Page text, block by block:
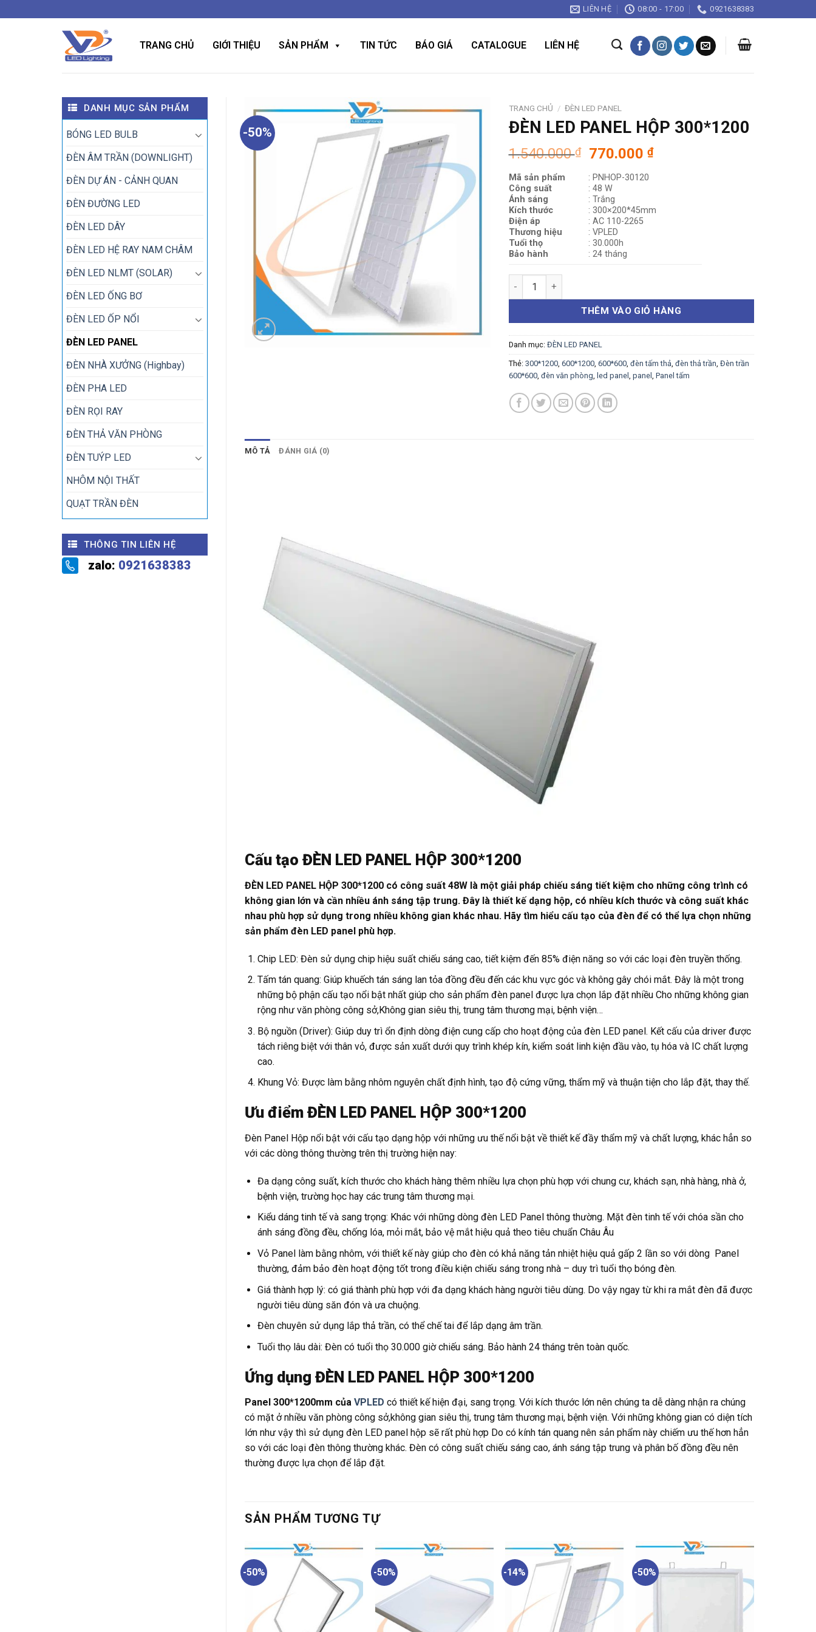
qua
LIÊN HỆ 08:00 - 17:00 0921638383
TRANG CHỦ GIỚI THIỆU SẢN PHẨM TIN TỨC BÁO GIÁ CATALOGUE LIÊN HỆ
DANH MỤC SẢN PHẨM
BÓNG LED BULB
ĐÈN ÂM TRẦN (DOWNLIGHT)
ĐÈN DỰ ÁN - CẢNH QUAN
ĐÈN ĐƯỜNG LED
ĐÈN LED DÂY
ĐÈN LED HỆ RAY NAM CHÂM
ĐÈN LED NLMT (SOLAR)
ĐÈN LED ỐNG BƠ
ĐÈN LED ỐP NỔI
ĐÈN LED PANEL
ĐÈN NHÀ XƯỞNG (Highbay)
ĐÈN PHA LED
ĐÈN RỌI RAY
ĐÈN THẢ VĂN PHÒNG
ĐÈN TUÝP LED
NHÔM NỘI THẤT
QUẠT TRẦN ĐÈN
THÔNG TIN LIÊN HỆ
zalo: 0921638383
-50%
TRANG CHỦ / ĐÈN LED PANEL
ĐÈN LED PANEL HỘP 300*1200
1.540.000₫
Giá
là:
1.540.000 ₫.
770.000 ₫Giá
770.000 ₫.
Mã sản phẩm
Công suất
Ánh sáng
Kích thước
Điện áp
Thương hiệu
Tuổi thọ
Bảo hành
: PNHOP-30120
: 48 W
: Trắng
: 300×200*45mm
: AC 110-2265
: VPLED
: 30.000h
: 24 tháng
ĐÈN LED PANEL HỘP 300*1200 số lượng
THÊM VÀO GIỎ HÀNG
Danh mục: ĐÈN LED PANEL
Thẻ: 300*1200, 600*1200, 600*600, đèn tấm thả, đèn thả trần, Đèn trần
600*600, đèn văn phòng, led panel , panel , Panel tấm
MÔ TẢ ĐÁNH GIÁ (0)
Cấu tạo ĐÈN LED PANEL HỘP 300*1200
ĐÈN LED PANEL HỘP 300*1200 có công suất 48W là một giải pháp chiếu sáng tiết kiệm cho những công trình có
không gian lớn và cần nhiều ánh sáng tập trung. Đây là thiết kế dạng hộp, có nhiều kích thước và công suất khác
nhau phù hợp sử dụng trong nhiều không gian khác nhau. Hãy tìm hiểu cấu tạo của đèn để có thể lựa chọn những
sản phẩm đèn LED panel phù hợp.
Chip LED: Đèn sử dụng chip hiệu suất chiếu sáng cao, tiết kiệm đến 85% điện năng so với các loại đèn truyền thống.
Tấm tán quang: Giúp khuếch tán sáng lan tỏa đồng đều đến các khu vực góc và không gây chói mắt. Đây là một trong
những bộ phận cấu tạo nổi bật nhất giúp cho sản phẩm đèn panel được lựa chọn lắp đặt nhiều Cho những không gian
rộng như văn phòng công sở,Không gian siêu thị, trung tâm thương mại, bệnh viện…
Bộ nguồn (Driver): Giúp duy trì ổn định dòng điện cung cấp cho hoạt động của đèn LED panel. Kết cấu của driver được
tách riêng biệt với thân vỏ, được sản xuất dưới quy trình khép kín, kiểm soát linh kiện đầu vào, tụ hóa và IC chất lượng
cao.
Khung Vỏ: Được làm bằng nhôm nguyên chất định hình, tạo độ cứng vững, thẩm mỹ và thuận tiện cho lắp đặt, thay thế.
Ưu điểm ĐÈN LED PANEL HỘP 300*1200
Đèn Panel Hộp nổi bật với cấu tạo dạng hộp với những ưu thế nổi bật về thiết kế đầy thẩm mỹ và chất lượng, khác hẳn so
với các dòng thông thường trên thị trường hiện nay:
Đa dạng công suất, kích thước cho khách hàng thêm nhiều lựa chọn phù hợp với chung cư, khách sạn, nhà hàng, nhà ở,
bệnh viện, trường học hay các trung tâm thương mại.
Kiểu dáng tinh tế và sang trọng: Khác với những dòng đèn LED Panel thông thường. Mặt đèn tinh tế với chóa sần cho
ánh sáng đồng đều, chống lóa, mỏi mắt, bảo vệ mắt hiệu quả theo tiêu chuẩn Châu Âu
Vỏ Panel làm bằng nhôm, với thiết kế này giúp cho đèn có khả năng tản nhiệt hiệu quả gấp 2 lần so với dòng Panel
thường, đảm bảo đèn hoạt động tốt trong điều kiện chiếu sáng trong nhà – duy trì tuổi thọ bóng đèn.
Giá thành hợp lý: có giá thành phù hợp với đa dạng khách hàng người tiêu dùng. Do vậy ngay từ khi ra mắt đèn đã được
người tiêu dùng săn đón và ưa chuộng.
Đèn chuyên sử dụng lắp thả trần, có thể chế tai để lắp dạng âm trần.
Tuổi thọ lâu dài: Đèn có tuổi thọ 30.000 giờ chiếu sáng. Bảo hành 24 tháng trên toàn quốc.
Ứng dụng ĐÈN LED PANEL HỘP 300*1200
Panel 300*1200mm của VPLED có thiết kế hiện đại, sang trọng. Với kích thước lớn nên chúng ta dễ dàng nhận ra chúng
có mặt ở nhiều văn phòng công sở,không gian siêu thị, trung tâm thương mại, bệnh viện. Với những không gian có diện tích
lớn như vậy thì sử dụng đèn LED panel hộp sẽ rất phù hợp Do có kính tán quang nên sản phẩm này chiếm ưu thế hơn hẳn
so với các loại đèn thông thường khác. Đèn có công suất chiếu sáng cao, ánh sáng tập trung và phân bố đồng đều nên
thường được lựa chọn để lắp đặt.
SẢN PHẨM TƯƠNG TỰ
-50% -50% -14% -50%